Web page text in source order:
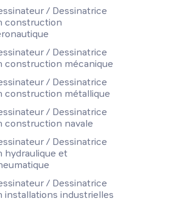
/ Dessinatrice
construction
/ Dessinatrice
construction mécanique
/ Dessinatrice
construction métallique
/ Dessinatrice
construction navale
/ Dessinatrice
hydraulique et
/ Dessinatrice
installations industrielles